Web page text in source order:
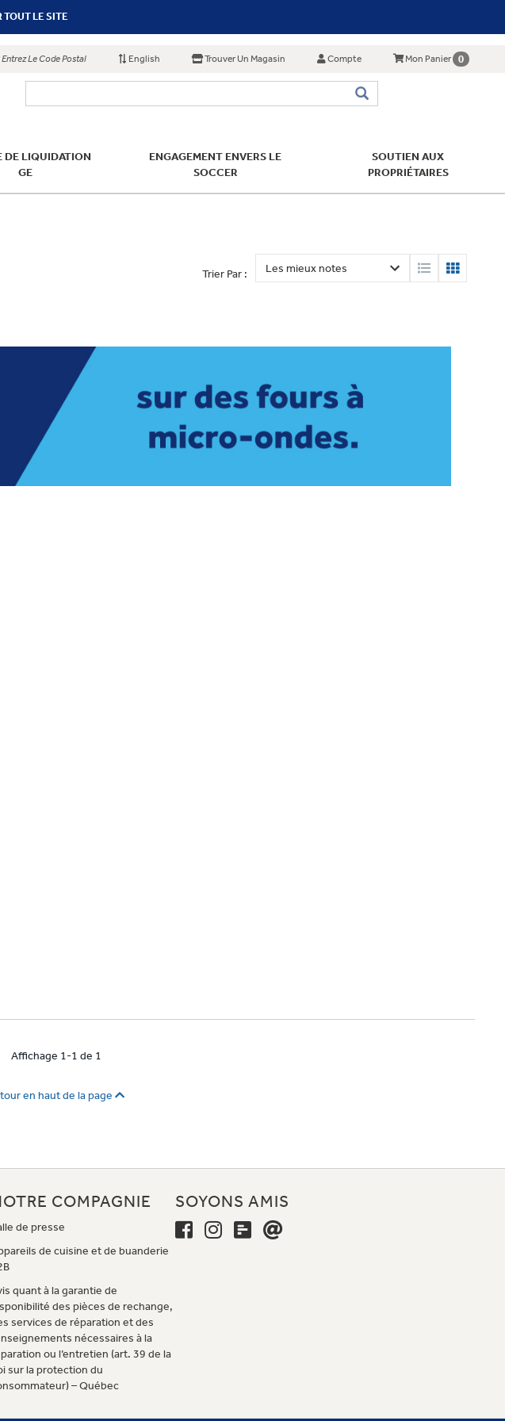
TOUT LE SITE
Entrez Le Code Postal English Trouver Un Magasin Compte Mon Panier 0
DE LIQUIDATION
GE
ENGAGEMENT ENVERS LE
SOCCER
SOUTIEN AUX
PROPRIÉTAIRES
Trier Par :
Affichage 1-1 de 1
en haut de la page
COMPAGNIE
de presse
de cuisine et de buanderie
quant à la garantie de
des pièces de rechange,
services de réparation et des
nécessaires à la
ou l’entretien (art. 39 de la
sur la protection du
– Québec
SOYONS AMIS